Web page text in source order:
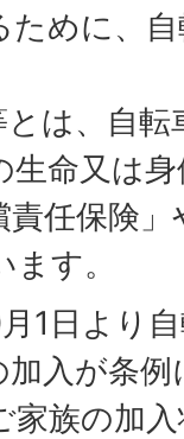
めに、
は、自
命又は
任保険
す。
1日より
入が条
家族の加